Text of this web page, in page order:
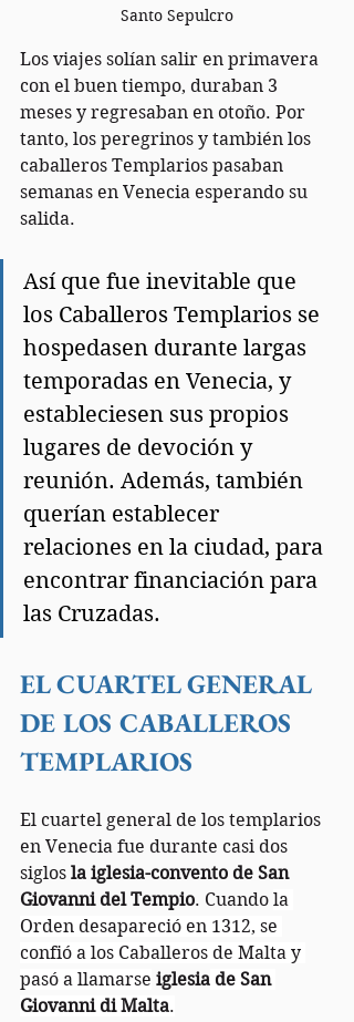
Santo Sepulcro
Los viajes solían salir en primavera
con el buen tiempo, duraban 3
meses y regresaban en otoño. Por
tanto, los peregrinos y también los
caballeros Templarios pasaban
semanas en Venecia esperando su
salida.
Así que fue inevitable que
los Caballeros Templarios se
hospedasen durante largas
temporadas en Venecia, y
estableciesen sus propios
lugares de devoción y
reunión. Además, también
querían establecer
relaciones en la ciudad, para
encontrar financiación para
las Cruzadas.
EL CUARTEL GENERAL
DE LOS CABALLEROS
TEMPLARIOS
El cuartel general de los templarios
en Venecia fue durante casi dos
siglos la iglesia-convento de San
Giovanni del Tempio. Cuando la
Orden desapareció en 1312, se
confió a los Caballeros de Malta y
pasó a llamarse iglesia de San
Giovanni di Malta.